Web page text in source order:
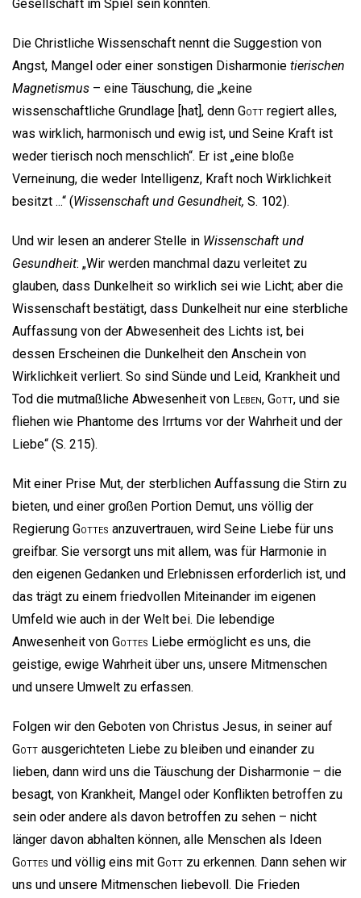
Gesellschaft im Spiel sein könnten.
Die Christliche Wissenschaft nennt die Suggestion von
Angst, Mangel oder einer sonstigen Disharmonie tierischen
Magnetismus – eine Täuschung, die „keine
wissenschaftliche Grundlage [hat], denn Gott regiert alles,
was wirklich, harmonisch und ewig ist, und Seine Kraft ist
weder tierisch noch menschlich“. Er ist „eine bloße
Verneinung, die weder Intelligenz, Kraft noch Wirklichkeit
besitzt ...“ (Wissenschaft und Gesundheit, S. 102).
Und wir lesen an anderer Stelle in Wissenschaft und
Gesundheit: „Wir werden manchmal dazu verleitet zu
glauben, dass Dunkelheit so wirklich sei wie Licht; aber die
Wissenschaft bestätigt, dass Dunkelheit nur eine sterbliche
Auffassung von der Abwesenheit des Lichts ist, bei
dessen Erscheinen die Dunkelheit den Anschein von
Wirklichkeit verliert. So sind Sünde und Leid, Krankheit und
Tod die mutmaßliche Abwesenheit von Leben, Gott, und sie
fliehen wie Phantome des Irrtums vor der Wahrheit und der
Liebe“ (S. 215).
Mit einer Prise Mut, der sterblichen Auffassung die Stirn zu
bieten, und einer großen Portion Demut, uns völlig der
Regierung Gottes anzuvertrauen, wird Seine Liebe für uns
greifbar. Sie versorgt uns mit allem, was für Harmonie in
den eigenen Gedanken und Erlebnissen erforderlich ist, und
das trägt zu einem friedvollen Miteinander im eigenen
Umfeld wie auch in der Welt bei. Die lebendige
Anwesenheit von Gottes Liebe ermöglicht es uns, die
geistige, ewige Wahrheit über uns, unsere Mitmenschen
und unsere Umwelt zu erfassen.
Folgen wir den Geboten von Christus Jesus, in seiner auf
Gott ausgerichteten Liebe zu bleiben und einander zu
lieben, dann wird uns die Täuschung der Disharmonie – die
besagt, von Krankheit, Mangel oder Konflikten betroffen zu
sein oder andere als davon betroffen zu sehen – nicht
länger davon abhalten können, alle Menschen als Ideen
Gottes und völlig eins mit Gott zu erkennen. Dann sehen wir
uns und unsere Mitmenschen liebevoll. Die Frieden